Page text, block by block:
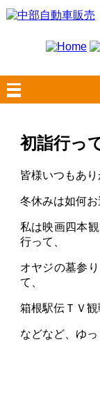
初詣行っ
皆様いつもあり
冬休みは如何
私は映画四本
行って、
オヤジの墓参
て、
箱根駅伝ＴＶ観
などなど、ゆ